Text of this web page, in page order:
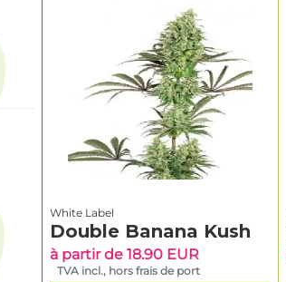
White Label
Double Banana Kush
à partir de 18.90 EUR
TVA incl., hors frais de port